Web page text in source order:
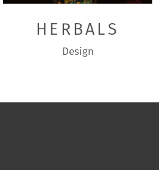
HERBALS
Design